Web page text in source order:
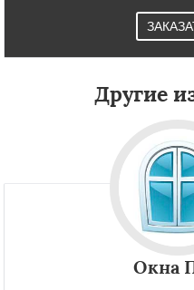
Другие
Окна